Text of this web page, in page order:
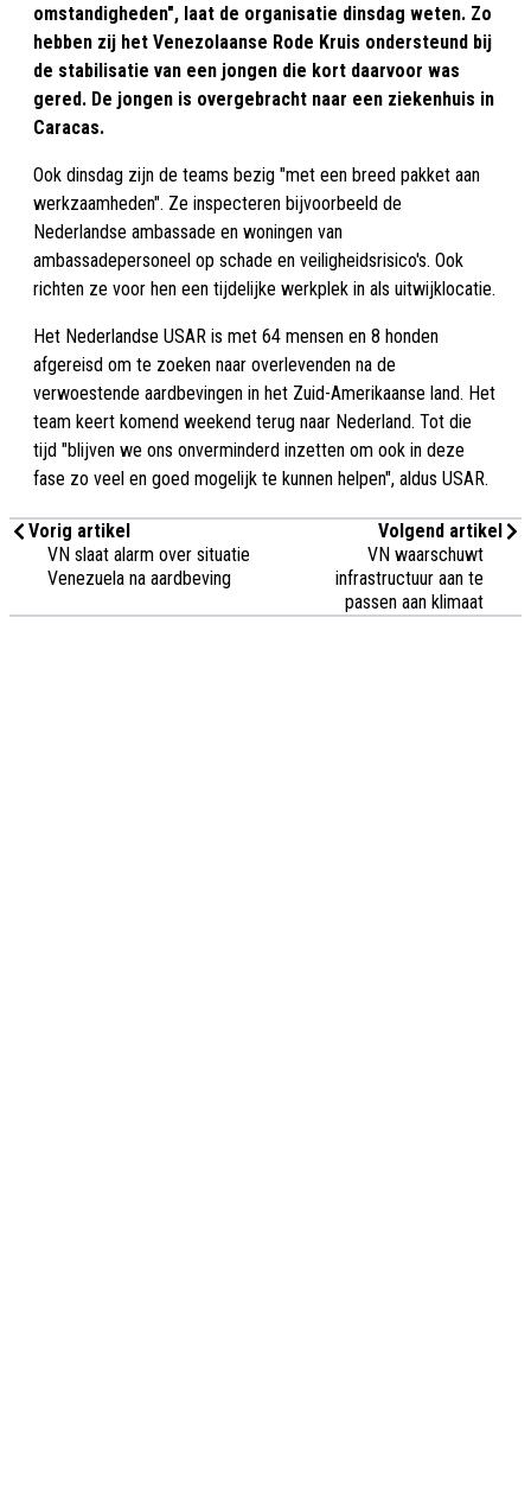
omstandigheden", laat de organisatie dinsdag weten. Zo
hebben zij het Venezolaanse Rode Kruis ondersteund bij
de stabilisatie van een jongen die kort daarvoor was
gered. De jongen is overgebracht naar een ziekenhuis in
Caracas.
Ook dinsdag zijn de teams bezig "met een breed pakket aan
werkzaamheden". Ze inspecteren bijvoorbeeld de
Nederlandse ambassade en woningen van
ambassadepersoneel op schade en veiligheidsrisico's. Ook
richten ze voor hen een tijdelijke werkplek in als uitwijklocatie.
Het Nederlandse USAR is met 64 mensen en 8 honden
afgereisd om te zoeken naar overlevenden na de
verwoestende aardbevingen in het Zuid-Amerikaanse land. Het
team keert komend weekend terug naar Nederland. Tot die
tijd "blijven we ons onverminderd inzetten om ook in deze
fase zo veel en goed mogelijk te kunnen helpen", aldus USAR.
Vorig artikel
VN slaat alarm over situatie
Venezuela na aardbeving
Volgend artikel
VN waarschuwt
infrastructuur aan te
passen aan klimaat